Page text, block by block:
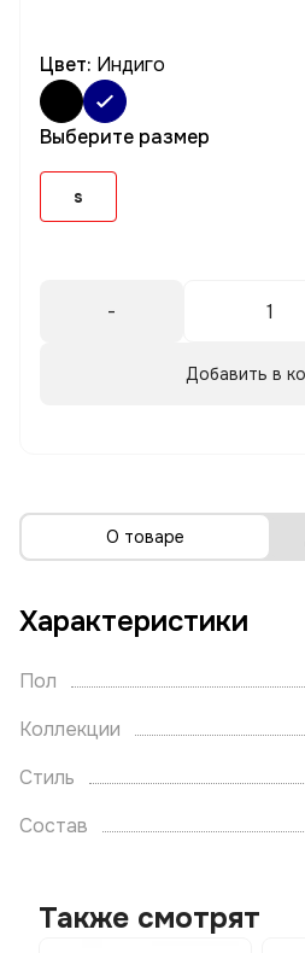
Цвет: Индиго
Выберите размер
s
-
Добавить в
О товаре
Характеристики
Пол
Коллекции
Стиль
Состав
Также смотрят